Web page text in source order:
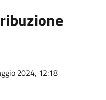
2024, 12:18